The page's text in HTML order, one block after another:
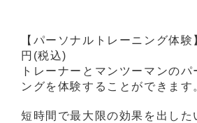
【パーソナルトレーニング体
円(税込)
トレーナーとマンツーマンの
ングを体験することができます
短時間で最大限の効果を出した